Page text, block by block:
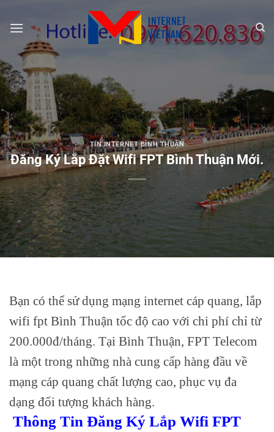
đến
dung
TIN INTERNET BÌNH THUẬN
Đăng Ký Lắp Đặt Wifi FPT Bình Thuận Mới.
Bạn có thể sử dụng mạng internet cáp quang, lắp
wifi fpt Bình Thuận tốc độ cao với chi phí chỉ từ
200.000đ/tháng. Tại Bình Thuận, FPT Telecom
là một trong những nhà cung cấp hàng đầu về
mạng cáp quang chất lượng cao, phục vụ đa
dạng đối tượng khách hàng.
Thông Tin Đăng Ký Lắp Wifi FPT